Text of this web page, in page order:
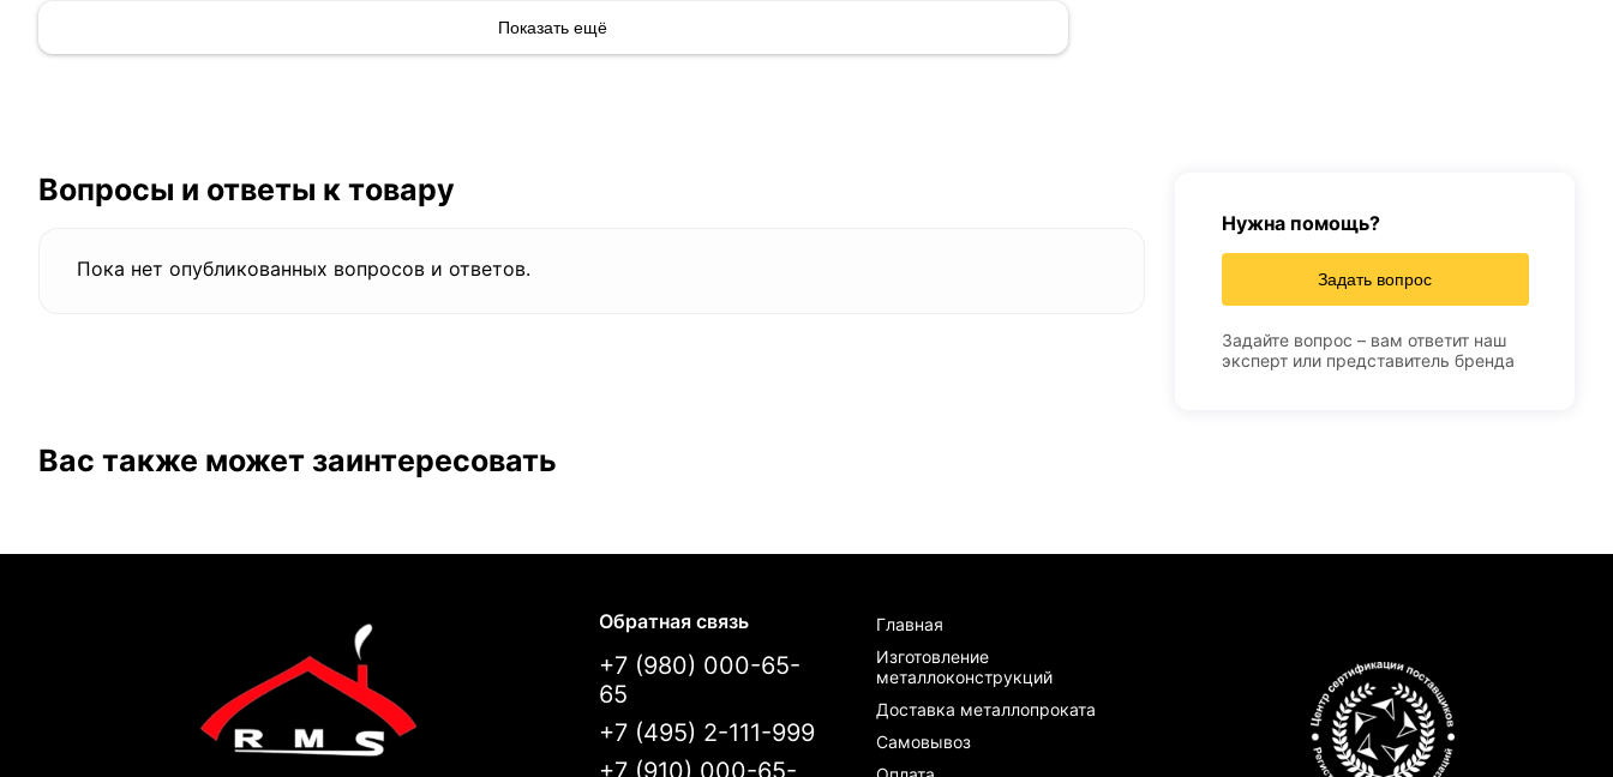
Показать ещё
Вопросы и ответы к товару
Пока нет опубликованных вопросов и ответов.
Нужна помощь?
Задать вопрос
Задайте вопрос – вам ответит наш
эксперт или представитель бренда
Вас также может заинтересовать
Главная
Изготовление
металлоконструкций
Доставка металлопроката
Самовывоз
Обратная связь
+7 (980) 000-65-
65
+7 (495) 2-111-999
+7 (910) 000-65-